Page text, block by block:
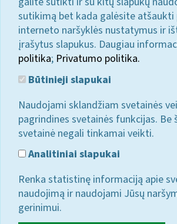
sutikimą bet kada galėsite atšaukti
interneto naršyklės nustatymus ir
įrašytus slapukus. Daugiau
politika; Privatumo politika.
Būtinieji slapukai
Naudojami sklandžiam svetainės
pagrindines svetainės funkcijas. Be
svetainė negali tinkamai veikti.
Analitiniai slapukai
Renka statistinę informaciją apie
naudojimą ir naudojami Jūsų
gerinimui.